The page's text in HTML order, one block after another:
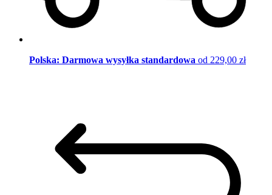
Polska: Darmowa wysyłka standardowa od 229,00 zł